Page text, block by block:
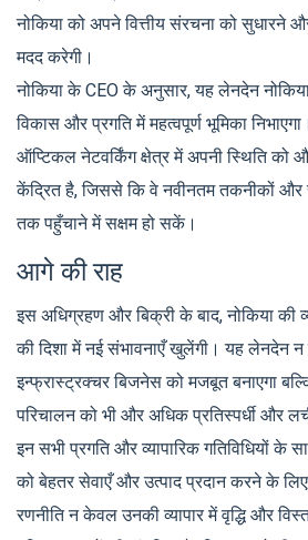
नोकिया को अपने वित्तीय संरचना को सुधारने
मदद करेगी।
नोकिया के CEO के अनुसार, यह लेनदेन
विकास और प्रगति में महत्वपूर्ण भूमिका
ऑप्टिकल नेटवर्किंग क्षेत्र में अपनी स्थिति को
केंद्रित है, जिससे कि वे नवीनतम तकनीकों
तक पहुँचाने में सक्षम हो सकें।
आगे की राह
इस अधिग्रहण और बिक्री के बाद, नोकिया की
की दिशा में नई संभावनाएँ खुलेंगी। यह लेनदेन
इन्फ्रास्ट्रक्चर बिजनेस को मजबूत बनाएगा
परिचालन को भी और अधिक प्रतिस्पर्धी और
इन सभी प्रगति और व्यापारिक गतिविधियों के
को बेहतर सेवाएँ और उत्पाद प्रदान करने के
रणनीति न केवल उनकी व्यापार में वृद्धि और